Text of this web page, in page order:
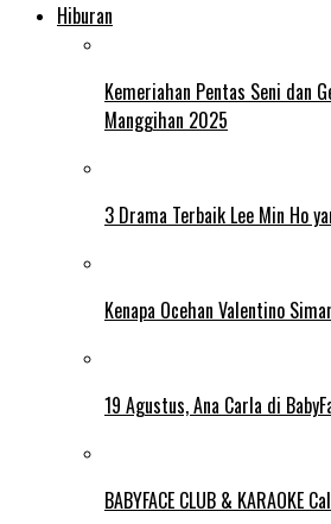
Hiburan
Kemeriahan Pentas Seni dan
Manggihan 2025
3 Drama Terbaik Lee Min Ho
Kenapa Ocehan Valentino
19 Agustus, Ana Carla di
BABYFACE CLUB & KARAOKE